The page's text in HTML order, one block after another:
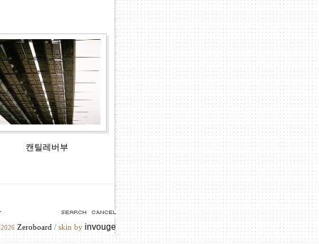
캔틸레버부
Zeroboard / skin by invouge